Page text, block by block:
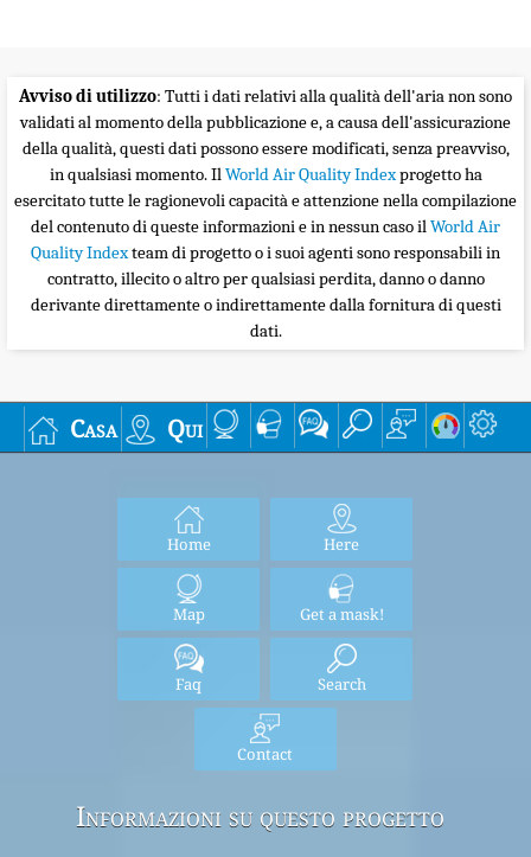
Avviso di utilizzo: Tutti i dati relativi alla qualità dell'aria non sono
validati al momento della pubblicazione e, a causa dell'assicurazione
della qualità, questi dati possono essere modificati, senza preavviso,
in qualsiasi momento. IlWorld Air Quality Indexprogetto ha
esercitato tutte le ragionevoli capacità e attenzione nella compilazione
del contenuto di queste informazioni e in nessun caso ilWorld Air
Quality Indexteam di progetto o i suoi agenti sono responsabili in
contratto, illecito o altro per qualsiasi perdita, danno o danno
derivante direttamente o indirettamente dalla fornitura di questi
dati.
Casa Qui
Home Here
Map Get a mask!
Faq Search
Contact
Informazioni su questo progetto